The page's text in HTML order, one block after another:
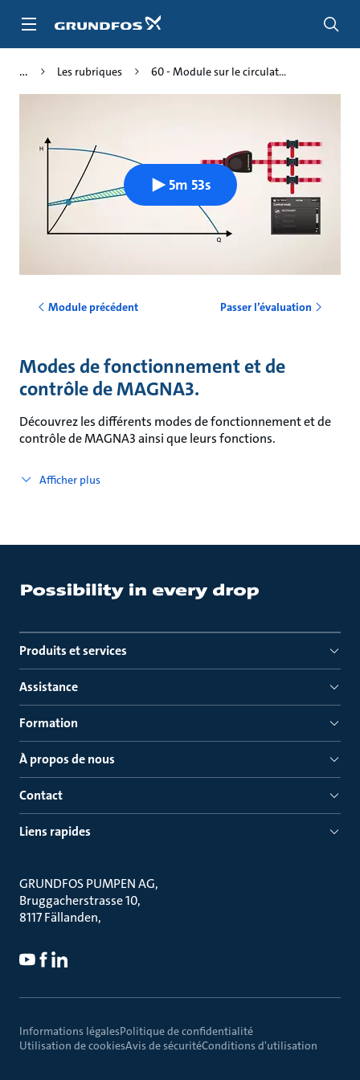
Les rubriques 60 - Module sur le circulat...
5m 53s
Module précédent Passer l’évaluation
Modes de fonctionnement et de
contrôle de MAGNA3.
Découvrez les différents modes de fonctionnement et de
contrôle de MAGNA3 ainsi que leurs fonctions.
Afficher plus
Produits et services
Assistance
Formation
À propos de nous
Contact
Liens rapides
GRUNDFOS PUMPEN AG
Bruggacherstrasse 10
8117 Fällanden
Informations légalesPolitique de confidentialité
Utilisation de cookiesAvis de sécuritéConditions d'utilisation